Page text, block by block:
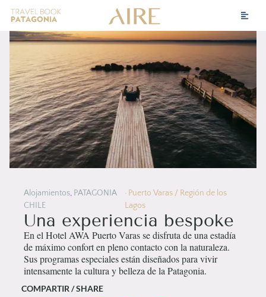
Alojamientos, PATAGONIA
CHILE
· Puerto Varas / Región de los
Lagos
Una experiencia bespoke
En el Hotel AWA Puerto Varas se disfruta de una estadía
de máximo confort en pleno contacto con la naturaleza.
Sus programas especiales están diseñados para vivir
intensamente la cultura y belleza de la Patagonia.
COMPARTIR / SHARE